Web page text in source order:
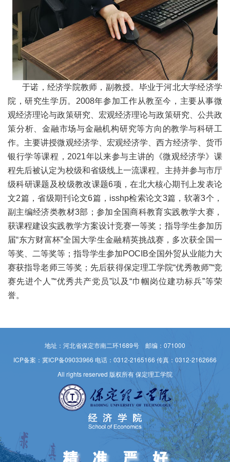
于诺，经济学院教师，副教授。毕业于河北大学经济学
院，研究生学历。2008年参加工作从教至今，主要从事微
观经济理论与政策研究、宏观经济理论与政策研究、公共政
策分析、金融市场与金融机构研究等方向的教学与科研工
作。主要讲授微观经济学、宏观经济学、西方经济学、货币
银行学等课程，2021年以来参与主讲的《微观经济学》课
程先后被认定为校级和省级线上一流课程。主持并参与市厅
级科研课题及校级教改课题6项，在北大核心期刊上发表论
文2篇，省级期刊论文6篇，isshp检索论文3篇，软著3个，
副主编经济类教材3部；参加全国商科教育实践教学大赛，
获课程建设实践教学方案设计竞赛一等奖；指导学生参加历
届“东方财富杯”全国大学生金融精英挑战赛，多次获全国一
等奖、二等奖等；指导学生参加POCIB全国外贸从业能力大
赛获指导老师三等奖；先后获得保定理工学院“优秀教师”“竞
赛先进个人”“优秀共产党员”以及“巾帼岗位建功标兵”等荣
誉。
地址：河北省保定市南二环1689号 邮编：071000
ICP备案：冀ICP备09033966 电话：0312-2165166 传真：0312-2162666
All rights reserved 版权所有 保定理工学院